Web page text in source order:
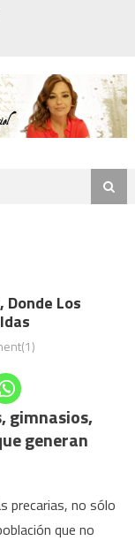
Donde Los
gimnasios,
generan
precarias, no sólo
que no